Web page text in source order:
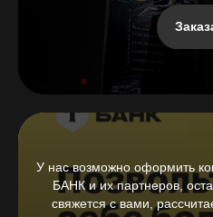
У нас возможно оформить
БАНК и их партнеров,
свяжется с вами,